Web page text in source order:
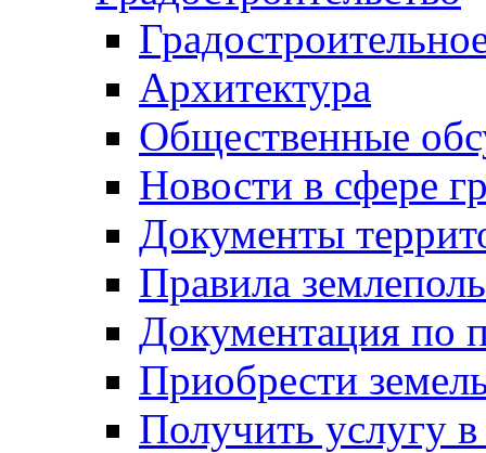
Архитектура
Общественные
Новости в сфере
Документы
Правила
Документация по
Приобрести
Получить услугу в